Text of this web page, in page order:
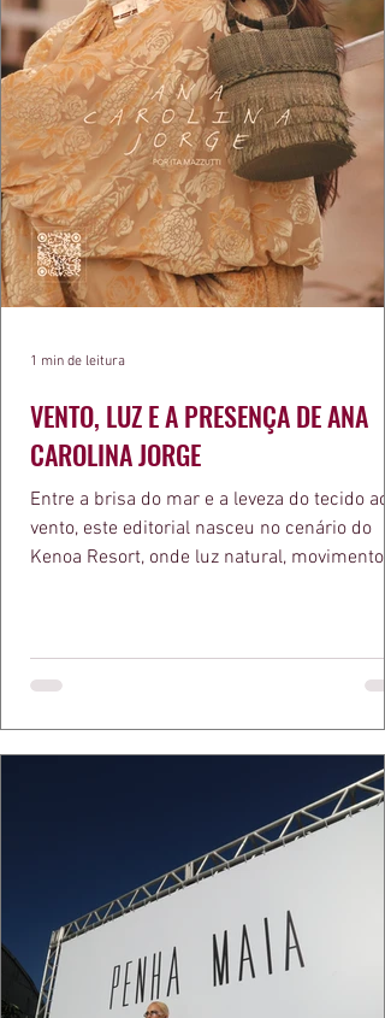
VENTO, LUZ E A PRESENÇA DE ANA
CAROLINA JORGE
Entre a brisa do mar e a leveza do tecido ao
vento, este editorial nasceu no cenário do
Kenoa Resort, onde luz natural, movimento e
bolsa da Malu Pires, em uma composição
algo de intemporal em vestir o vento e
que ele conduza a cena. Cada dobra do
cada reflexo dourado da luz sobre a pe
1 min de leitura